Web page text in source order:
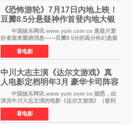
《恐怖游轮》7月17日内地上映！
豆瓣8.5分悬疑神作首登内地大银
中国娱乐网讯 www yule com cn 悬疑片爱
好者迎来重磅消息——豆瓣8 5分的高分科幻悬疑
电影《恐怖游轮》正式宣布定档7月17日在内地上
映。这部由英国导演克里斯托弗·史密斯执导、惊
悚片女王梅
看电影
中川大志主演《达尔文游戏》真
人电影定档明年3月 豪华卡司阵容
公开
中国娱乐网讯 www yule com cn 据悉，由
演员中川大志主演的电影《达尔文游戏》（曾利
文彦执导）将于明年3月12日上映，该消息于7月9
日公布。 本片为累计发行量突破1000万册的
同名漫画的真
看电影